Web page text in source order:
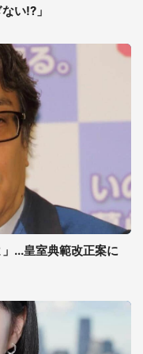
い!?」
...皇室典範改正案に